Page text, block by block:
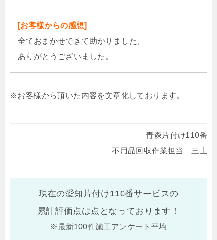
[お客様からの感想]
全ておまかせできて助かりました。
ありがとうございました。
※お客様から頂いた内容を文章化しております。
青森片付け110番
不用品回収作業担当 三上
現在の愛知片付け110番サービスの
累計評価点は点となっております！
※最新100件施工アンケート平均